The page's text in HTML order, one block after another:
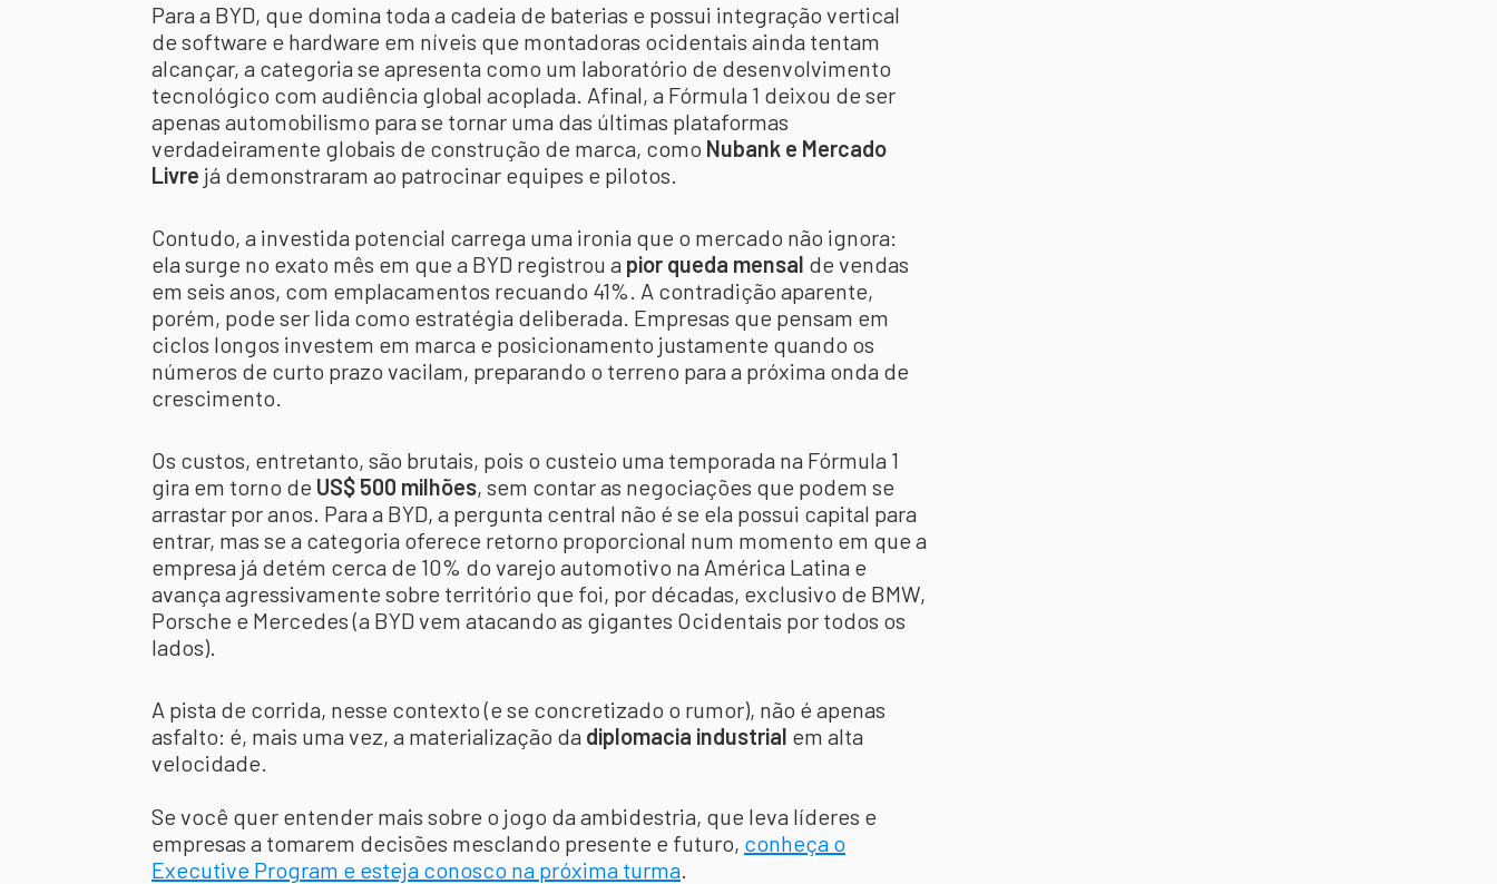
Para a BYD, que domina toda a cadeia de baterias e possui integração vertical
de software e hardware em níveis que montadoras ocidentais ainda tentam
alcançar, a categoria se apresenta como um laboratório de desenvolvimento
tecnológico com audiência global acoplada. Afinal, a Fórmula 1 deixou de ser
apenas automobilismo para se tornar uma das últimas plataformas
verdadeiramente globais de construção de marca, como Nubank e Mercado
Livre já demonstraram ao patrocinar equipes e pilotos.
Contudo, a investida potencial carrega uma ironia que o mercado não ignora:
ela surge no exato mês em que a BYD registrou a pior queda mensal de vendas
em seis anos, com emplacamentos recuando 41%. A contradição aparente,
porém, pode ser lida como estratégia deliberada. Empresas que pensam em
ciclos longos investem em marca e posicionamento justamente quando os
números de curto prazo vacilam, preparando o terreno para a próxima onda de
crescimento.
Os custos, entretanto, são brutais, pois o custeio uma temporada na Fórmula 1
gira em torno de US$ 500 milhões, sem contar as negociações que podem se
arrastar por anos. Para a BYD, a pergunta central não é se ela possui capital para
entrar, mas se a categoria oferece retorno proporcional num momento em que a
empresa já detém cerca de 10% do varejo automotivo na América Latina e
avança agressivamente sobre território que foi, por décadas, exclusivo de BMW,
Porsche e Mercedes (a BYD vem atacando as gigantes Ocidentais por todos os
lados).
A pista de corrida, nesse contexto (e se concretizado o rumor), não é apenas
asfalto: é, mais uma vez, a materialização da diplomacia industrial em alta
velocidade.
Se você quer entender mais sobre o jogo da ambidestria, que leva líderes e
empresas a tomarem decisões mesclando presente e futuro, conheça o
Executive Program e esteja conosco na próxima turma.